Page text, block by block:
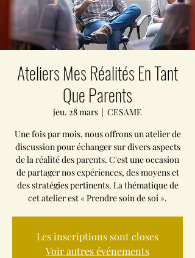
Ateliers Mes Réalités En Tant
Que Parents
jeu. 28 mars
  |
CESAME
Une fois par mois, nous offrons un atelier de
discussion pour échanger sur divers aspects
de la réalité des parents. C'est une occasion
de partager nos expériences, des moyens et
des stratégies pertinents. La thématique de
cet atelier est « Prendre soin de soi ».
Les inscriptions sont closes
Voir autres événements